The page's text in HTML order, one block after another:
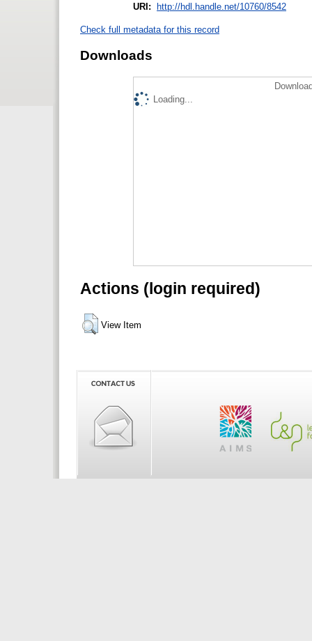
URI:
http://hdl.handle.net/10760/8542
Check full metadata for this record
Downloads
Loading...
Actions (login required)
View Item